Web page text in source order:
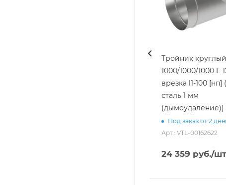
Тройник
1000/1000/1000 L-
врезка l1-100 [нп]
сталь 1 мм
(дымоудаление))
Под заказ от 2
Арт.: VTL-00162622
24 359 руб./шт